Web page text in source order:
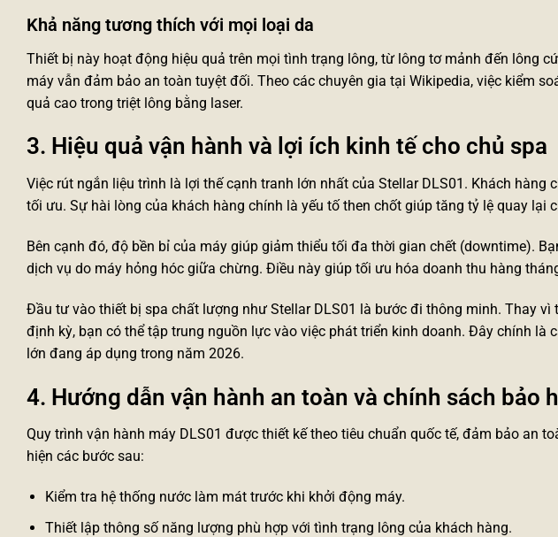
Khả năng tương thích với mọi loại da
Thiết bị này hoạt động hiệu quả trên mọi tình trạng lông, từ lông tơ mảnh đến lông
máy vẫn đảm bảo an toàn tuyệt đối. Theo các chuyên gia tại Wikipedia, việc kiểm
quả cao trong triệt lông bằng laser.
3. Hiệu quả vận hành và lợi ích kinh tế cho chủ spa
Việc rút ngắn liệu trình là lợi thế cạnh tranh lớn nhất của Stellar DLS01. Khách
tối ưu. Sự hài lòng của khách hàng chính là yếu tố then chốt giúp tăng tỷ lệ quay lại
Bên cạnh đó, độ bền bỉ của máy giúp giảm thiểu tối đa thời gian chết (downtime).
dịch vụ do máy hỏng hóc giữa chừng. Điều này giúp tối ưu hóa doanh thu hàng
Đầu tư vào thiết bị spa chất lượng như Stellar DLS01 là bước đi thông minh. Thay vì
định kỳ, bạn có thể tập trung nguồn lực vào việc phát triển kinh doanh. Đây chính là
lớn đang áp dụng trong năm 2026.
4. Hướng dẫn vận hành an toàn và chính sách bảo
Quy trình vận hành máy DLS01 được thiết kế theo tiêu chuẩn quốc tế, đảm bảo an
hiện các bước sau:
Kiểm tra hệ thống nước làm mát trước khi khởi động máy.
Thiết lập thông số năng lượng phù hợp với tình trạng lông của khách hàng.